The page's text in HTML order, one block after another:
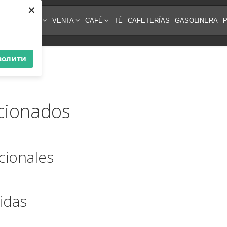
×
VENTA CAFÉ TÉ CAFETERÍAS GASOLINERA